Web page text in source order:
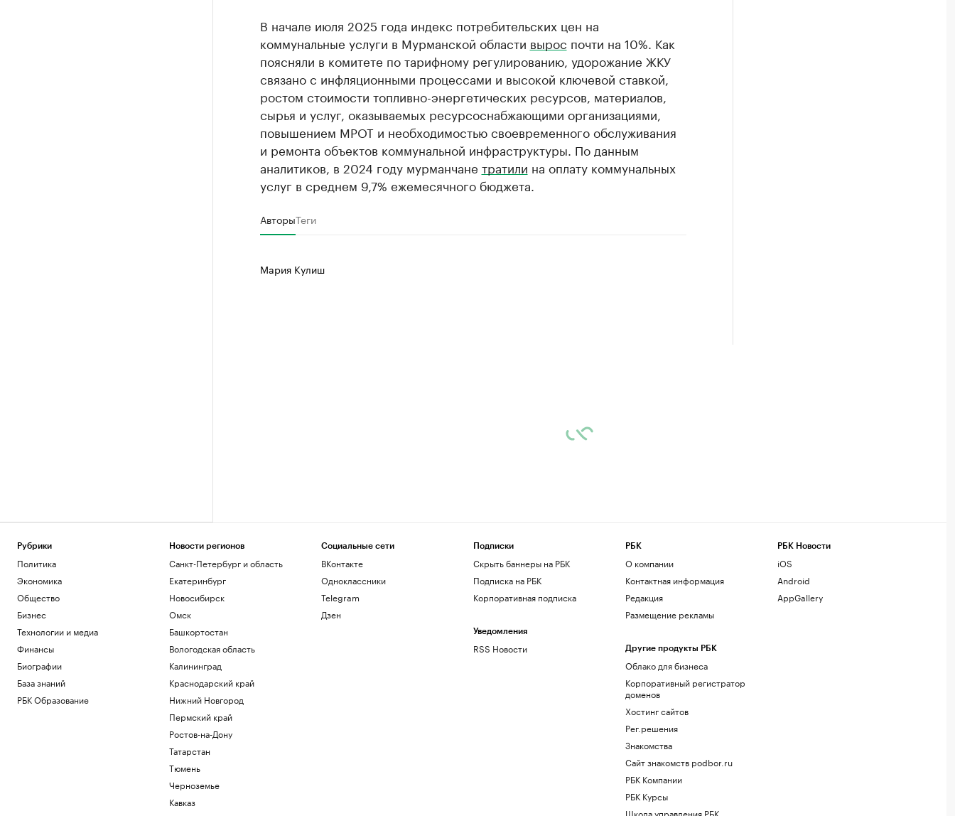
В начале июля 2025 года индекс потребительских цен на
коммунальные услуги в Мурманской области вырос почти на 10%. Как
поясняли в комитете по тарифному регулированию, удорожание ЖКУ
связано с инфляционными процессами и высокой ключевой ставкой,
ростом стоимости топливно-энергетических ресурсов, материалов,
сырья и услуг, оказываемых ресурсоснабжающими организациями,
повышением МРОТ и необходимостью своевременного обслуживания
и ремонта объектов коммунальной инфраструктуры. По данным
аналитиков, в 2024 году мурманчане тратили на оплату коммунальных
услуг в среднем 9,7% ежемесячного бюджета.
АвторыТеги
Мария Кулиш
Рубрики
Политика
Экономика
Общество
Бизнес
Технологии и медиа
Финансы
Биографии
База знаний
РБК Образование
Новости регионов
Санкт-Петербург и область
Екатеринбург
Новосибирск
Омск
Башкортостан
Вологодская область
Калининград
Краснодарский край
Нижний Новгород
Пермский край
Ростов-на-Дону
Татарстан
Тюмень
Черноземье
Кавказ
Социальные сети
ВКонтакте
Одноклассники
Telegram
Дзен
Подписки
Скрыть баннеры на РБК
Подписка на РБК
Корпоративная подписка
Уведомления
RSS Новости
РБК
О компании
Контактная информация
Редакция
Размещение рекламы
Другие продукты РБК
Облако для бизнеса
Корпоративный регистратор
доменов
Хостинг сайтов
Рег.решения
Знакомства
Сайт знакомств podbor.ru
РБК Компании
РБК Курсы
Школа управления РБК
РБК Новости
iOS
Android
AppGallery